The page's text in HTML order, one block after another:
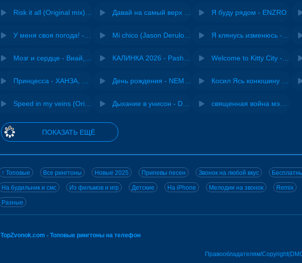
Я буду рядом - ENZRO
ПОКАЗАТЬ ЕЩЁ
↑ Топовые Все рингтоны Новые 2025 Припевы песен Звонок на любой вкус
На будильник и смс Из фильмов и игр Детские На iPhone Мелодии на звонок Remix
Разные
TopZvonok.com - Топовые рингтоны на телефон
Правообладателям/